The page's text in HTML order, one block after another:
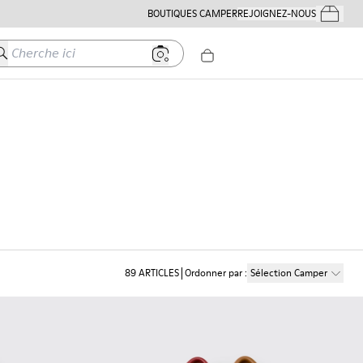
BOUTIQUES CAMPERREJOIGNEZ-NOUSMes
ici
89ARTICLES Ordonner par: Sélection Camper